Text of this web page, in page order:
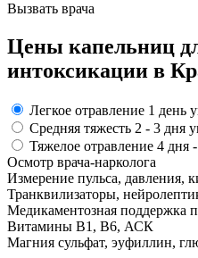
Вызвать врача
Цены капельниц
интоксикации в
Легкое отравление 1 день
Средняя тяжесть 2 - 3 дня
Тяжелое отравление 4 дня
Осмотр врача-нарколога
Измерение пульса, давления,
Транквилизаторы,
Медикаментозная поддержка
Витамины B1, B6, АСК
Магния сульфат, эуфиллин,